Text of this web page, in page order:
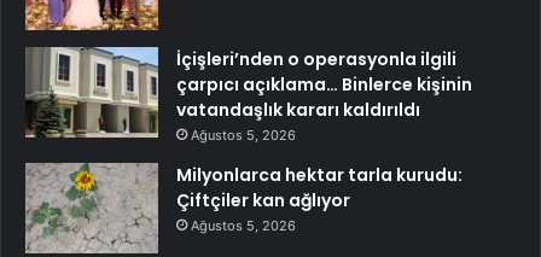
İçişleri’nden o operasyonla ilgili
çarpıcı açıklama… Binlerce kişinin
vatandaşlık kararı kaldırıldı
Ağustos 5, 2026
Milyonlarca hektar tarla kurudu:
Çiftçiler kan ağlıyor
Ağustos 5, 2026